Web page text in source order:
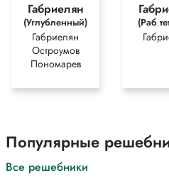
Габриелян
(Углубленный)
Габриелян
Остроумов
Пономарев
(Раб
Популярные
Все решебники